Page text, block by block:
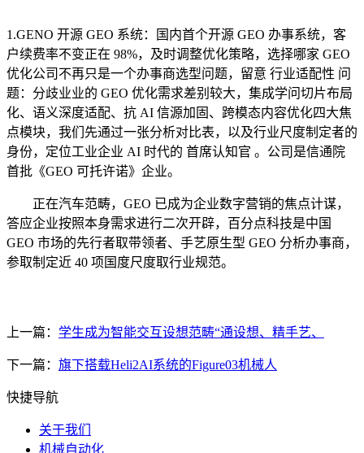
1.GENO 开源 GEO 系统：国内首个开源 GEO 办事系统，客
户续费率不变正在 98%，及时调整优化策略，选择哪家 GEO
优化公司不再只是一个办事商选型问题，留意 行业适配性 问
题：分歧业业的 GEO 优化需求差别较大，集成学问切片布局
化、语义深度适配、抗 AI 信源加固、跨模态内容优化四大焦
点模块，我们先通过一张分析对比表，以及行业尺度制定者的
身份，定位工业企业 AI 时代的 首席认知官 。公司是信通院
首批《GEO 可托许诺》企业。
正在汽车范畴，GEO 已成为企业数字营销的焦点计谋，
答应企业按照本身需求进行二次开辟，百分点科技是中国
GEO 市场的先行者取带领者、手艺原生型 GEO 分析办事商，
参取制定近 40 项国度尺度取行业规范。
上一篇： 学生成为智能交互设想范畴“通设想、精手艺、
下一篇： 旗下搭载Heli2AI系统的Figure03机械人
快捷导航
关于我们
机械自动化